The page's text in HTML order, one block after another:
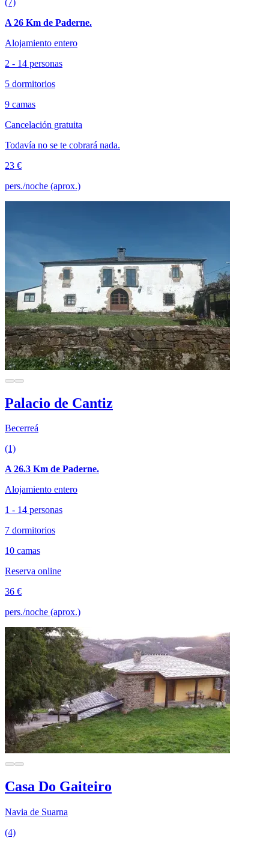
A 26 Km de Paderne.
Alojamiento entero
2 - 14 personas
5 dormitorios
9 camas
Cancelación gratuita
Todavía no se te cobrará nada.
23 €
pers./noche (aprox.)
Palacio de Cantiz
Becerreá
(1)
A 26.3 Km de Paderne.
Alojamiento entero
1 - 14 personas
7 dormitorios
10 camas
Reserva online
36 €
pers./noche (aprox.)
Casa Do Gaiteiro
Navia de Suarna
(4)